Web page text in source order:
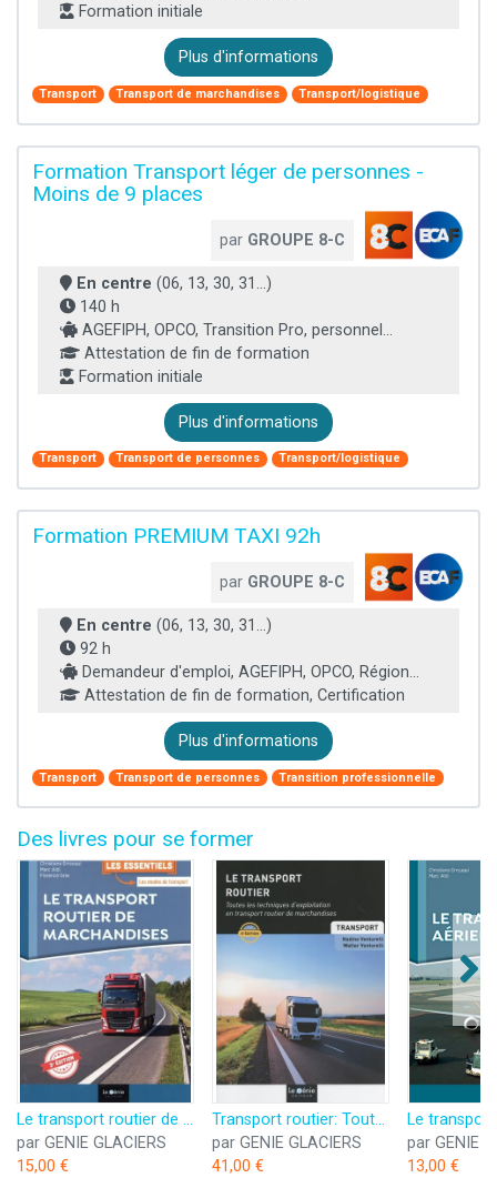
Formation initiale
Plus d'informations
Transport Transport de marchandises Transport/logistique
Formation Transport léger de personnes -
Moins de 9 places
par GROUPE 8-C
En centre (06, 13, 30, 31...)
140 h
AGEFIPH, OPCO, Transition Pro, personnel...
Attestation de fin de formation
Formation initiale
Plus d'informations
Transport Transport de personnes Transport/logistique
Formation PREMIUM TAXI 92h
par GROUPE 8-C
En centre (06, 13, 30, 31...)
92 h
Demandeur d'emploi, AGEFIPH, OPCO, Région...
Attestation de fin de formation, Certification
Plus d'informations
Transport Transport de personnes Transition professionnelle
Des livres pour se former
Le transport routier de marchandises
par GENIE GLACIERS
15,00 €
Transport routier: Toutes les techniques d'exploitation en transport routier de marchandises
par GENIE GLACIERS
41,00 €
Le
par GENIE
13,00 €